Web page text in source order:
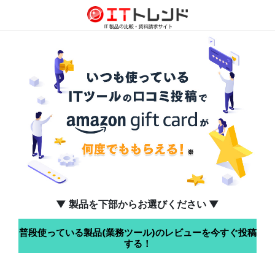
▼ 製品を下部からお選びください ▼
普段使っている製品(業務ツール)のレビューを今すぐ投稿
する！